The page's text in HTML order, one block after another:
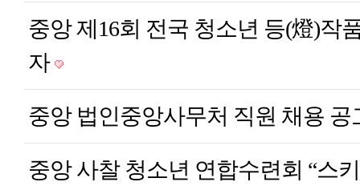
중앙제16회 전국 청소년 등(燈)작
자
중앙 법인중앙사무처 직원 채용
중앙 사찰 청소년 연합수련회 “스